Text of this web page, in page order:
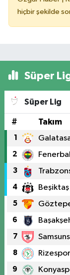
hiçbir şekilde
Süper
Süper Lig
# Takım
1
2
3
4 Beşiktaş
5
6
7
8 Rizespor
9